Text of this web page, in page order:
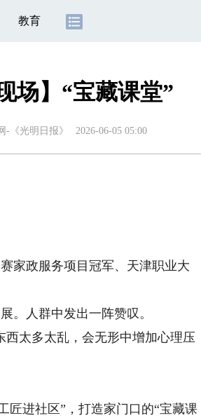
教育
场】“宝藏课堂”
-《光明日报》 2026-06-05 05:00
家政服务项目冠军、天津职业大
人群中发出一阵赞叹。
太多太乱，会无形中增加心理压
进社区”，打造家门口的“宝藏课